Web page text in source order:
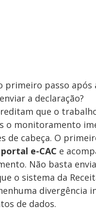
primeiro passo
a declaração?
que o
o monitoramento
de cabeça. O
portal e-CAC e
Não basta
o sistema da
divergência
de dados.